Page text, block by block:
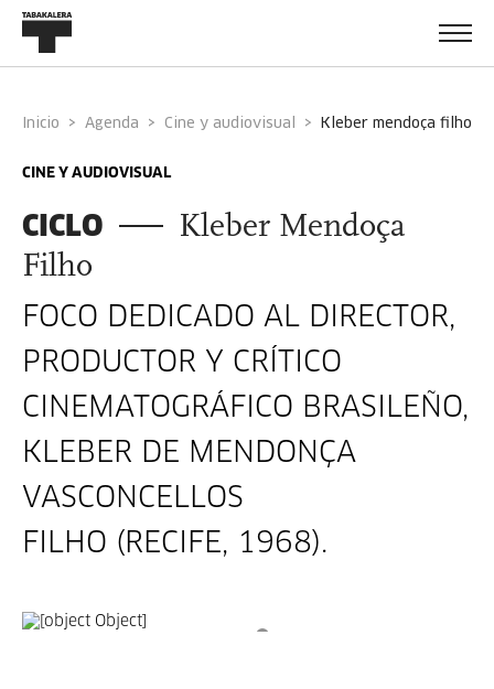
Inicio Agenda Cine y audiovisual kleber mendoça filho
CINE Y AUDIOVISUAL
CICLO
Kleber Mendoça
Filho
FOCO DEDICADO AL DIRECTOR,
PRODUCTOR Y CRÍTICO
CINEMATOGRÁFICO BRASILEÑO,
KLEBER DE MENDONÇA
VASCONCELLOS
FILHO (RECIFE, 1968).